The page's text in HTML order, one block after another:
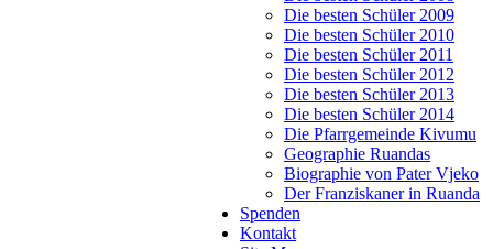
Die besten Schüler 2009
Die besten Schüler 2010
Die besten Schüler 2011
Die besten Schüler 2012
Die besten Schüler 2013
Die besten Schüler 2014
Die Pfarrgemeinde Kivumu
Geographie Ruandas
Biographie von Pater Vjeko
Der Franziskaner in Ruanda
Spenden
Kontakt